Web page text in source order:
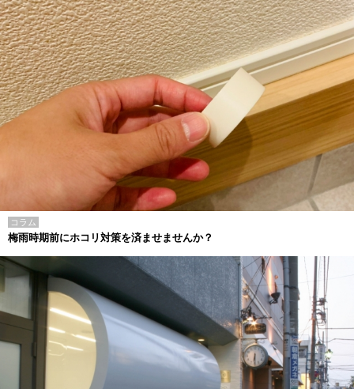
コラム
梅雨時期前にホコリ対策を済ませませんか？